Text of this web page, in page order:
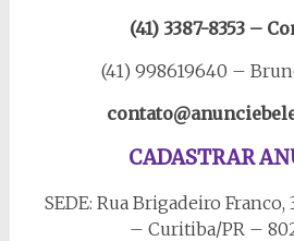
(41) 3387-8353 –
(41) 998619640 –
CADASTRAR
SEDE: Rua Brigadeiro Franco,
– Curitiba/PR –